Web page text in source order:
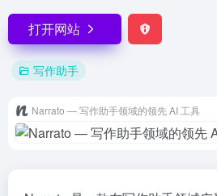
打开网站
写作助手
Narrato — 写作助手领域的领先 AI 工具